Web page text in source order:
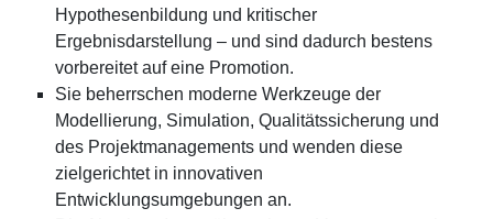
Hypothesenbildung und kritischer
Ergebnisdarstellung – und sind dadurch bestens
vorbereitet auf eine Promotion.
Sie beherrschen moderne Werkzeuge der
Modellierung, Simulation, Qualitätssicherung und
des Projektmanagements und wenden diese
zielgerichtet in innovativen
Entwicklungsumgebungen an.